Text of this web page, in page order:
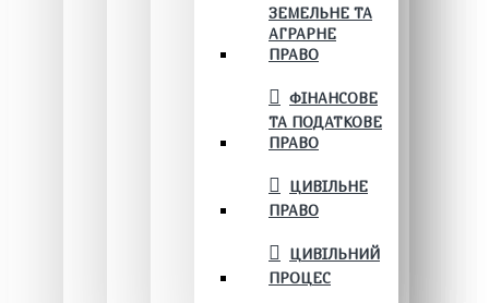
ЗЕМЕЛЬНЕ ТА
АГРАРНЕ
ПРАВО
ФІНАНСОВЕ
ТА ПОДАТКОВЕ
ПРАВО
ЦИВІЛЬНЕ
ПРАВО
ЦИВІЛЬНИЙ
ПРОЦЕС